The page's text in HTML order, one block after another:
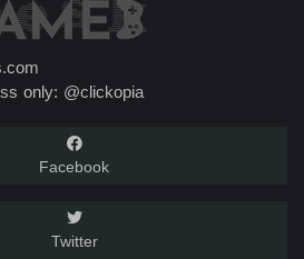
only: @clickopia
Facebook
Twitter